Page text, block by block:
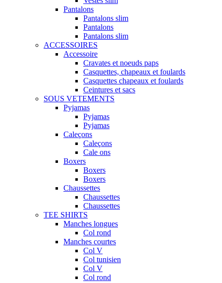
Pantalons
Pantalons slim
Pantalons
Pantalons slim
ACCESSOIRES
Accessoire
Cravates et noeuds paps
Casquettes, chapeaux et foulards
Casquettes chapeaux et foulards
Ceintures et sacs
SOUS VETEMENTS
Pyjamas
Pyjamas
Pyjamas
Caleçons
Caleçons
Cale ons
Boxers
Boxers
Boxers
Chaussettes
Chaussettes
Chaussettes
TEE SHIRTS
Manches longues
Col rond
Manches courtes
Col V
Col tunisien
Col V
Col rond